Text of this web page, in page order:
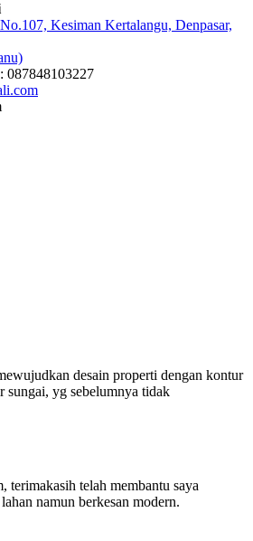
Kesiman Kertalangu, Denpasar,
087848103227
desain properti dengan kontur
sungai, yg sebelumnya tidak
terimakasih telah membantu saya
namun berkesan modern.